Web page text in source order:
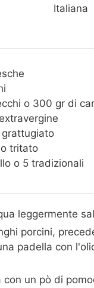
Italiana
o 300 gr di
tritato
o 5 tradizionali
leggermente
porcini,
padella con
con un pò di